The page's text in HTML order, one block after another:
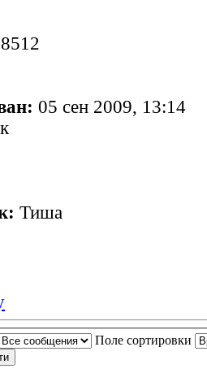
05 сен 2009, 13:14
Тиша
Поле сортировки